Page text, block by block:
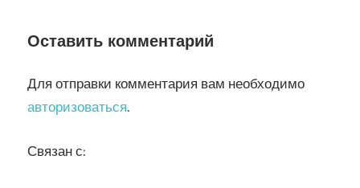
Оставить комментарий
Для отправки комментария вам необходимо
авторизоваться.
Связан с: